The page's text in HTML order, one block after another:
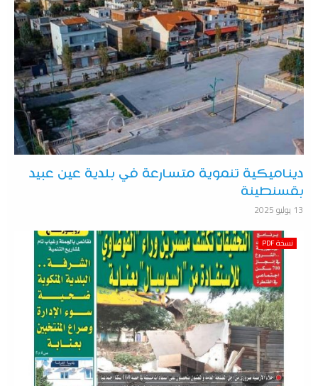
ديناميكية تنموية متسارعة في بلدية عين عبيد
بقسنطينة
13 يوليو 2025
نسخة PDF